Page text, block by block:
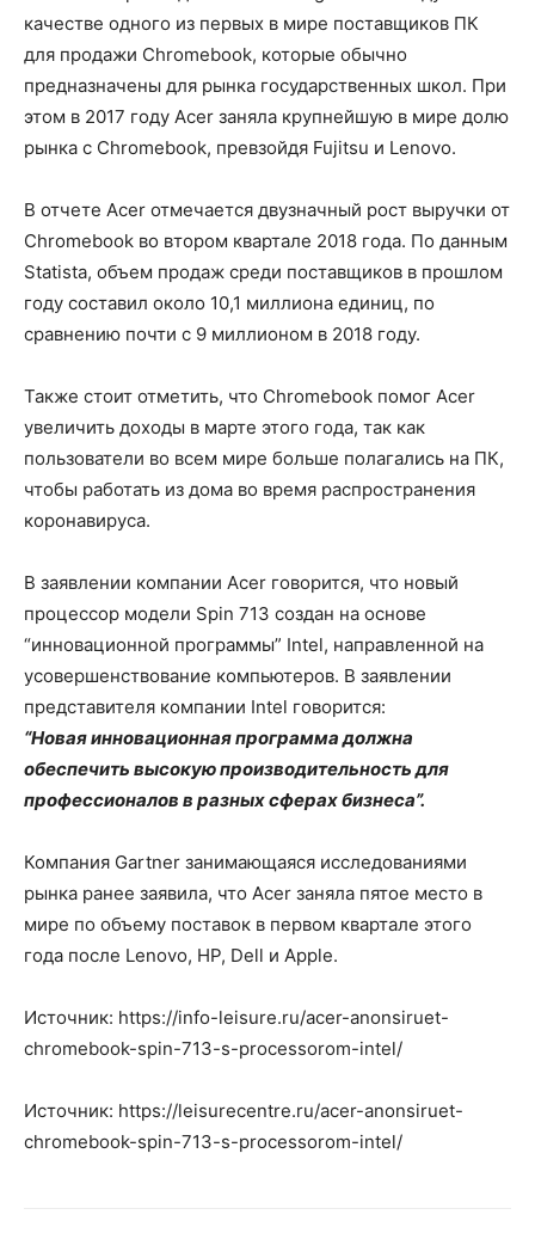
качестве одного из первых в мире поставщиков ПК
для продажи Chromebook, которые обычно
предназначены для рынка государственных школ. При
этом в 2017 году Acer заняла крупнейшую в мире долю
рынка с Chromebook, превзойдя Fujitsu и Lenovo.
В отчете Acer отмечается двузначный рост выручки от
Chromebook во втором квартале 2018 года. По данным
Statista, объем продаж среди поставщиков в прошлом
году составил около 10,1 миллиона единиц, по
сравнению почти с 9 миллионом в 2018 году.
Также стоит отметить, что Chromebook помог Acer
увеличить доходы в марте этого года, так как
пользователи во всем мире больше полагались на ПК,
чтобы работать из дома во время распространения
коронавируса.
В заявлении компании Acer говорится, что новый
процессор модели Spin 713 создан на основе
“инновационной программы” Intel, направленной на
усовершенствование компьютеров. В заявлении
представителя компании Intel говорится:
“Новая инновационная программа должна
обеспечить высокую производительность для
профессионалов в разных сферах бизнеса”.
Компания Gartner занимающаяся исследованиями
рынка ранее заявила, что Acer заняла пятое место в
мире по объему поставок в первом квартале этого
года после Lenovo, HP, Dell и Apple.
Источник: https://info-leisure.ru/acer-anonsiruet-
chromebook-spin-713-s-processorom-intel/
Источник: https://leisurecentre.ru/acer-anonsiruet-
chromebook-spin-713-s-processorom-intel/